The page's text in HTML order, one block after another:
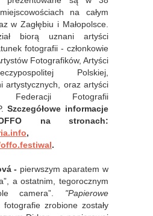
na całym
w Zagłębiu i Małopolsce.
biorą uznani artyści
fotografii - członkowie
Fotografików, Artyści
Polskiej,
artystycznych, oraz artyści
Federacji Fotografii
Szczegółowe informacje
na stronach:
,
.
- pierwszym aparatem w
a ostatnim, tegorocznym
camera”. "Papierowe
fotografie zrobione zostały